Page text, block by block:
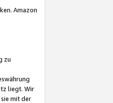
Amazon
zu
liegt. Wir
mit der